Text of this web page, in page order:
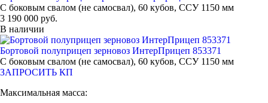
С боковым свалом (не самосвал), 60 кубов, ССУ 1150 мм
3 190 000 руб.
В наличии
Бортовой полуприцеп зерновоз ИнтерПрицеп 853371
С боковым свалом (не самосвал), 60 кубов, ССУ 1150 мм
ЗАПРОСИТЬ КП
Максимальная масса: